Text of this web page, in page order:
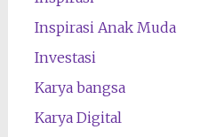
Inspirasi Anak Muda
Investasi
Karya bangsa
Karya Digital